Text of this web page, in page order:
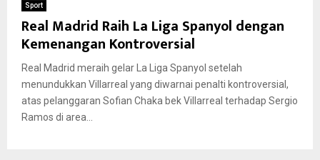
Sport
Real Madrid Raih La Liga Spanyol dengan
Kemenangan Kontroversial
Real Madrid meraih gelar La Liga Spanyol setelah
menundukkan Villarreal yang diwarnai penalti kontroversial,
atas pelanggaran Sofian Chaka bek Villarreal terhadap Sergio
Ramos di area...